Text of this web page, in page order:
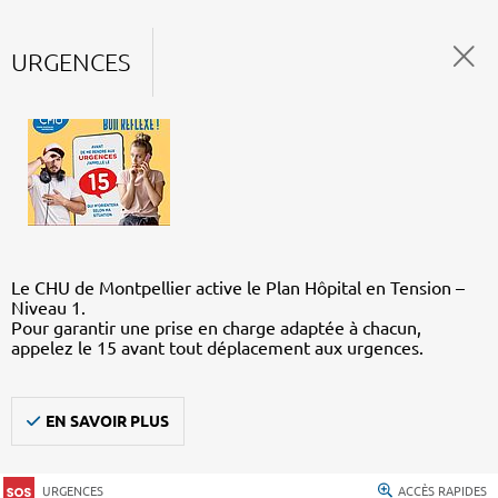
URGENCES
Le CHU de Montpellier active le Plan Hôpital en Tension –
Niveau 1.
Pour garantir une prise en charge adaptée à chacun,
appelez le 15 avant tout déplacement aux urgences.
EN SAVOIR PLUS
URGENCES ACCÈS RAPIDES